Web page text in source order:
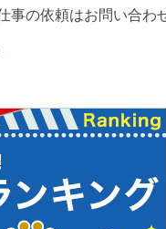
事の依頼はお問い合わ